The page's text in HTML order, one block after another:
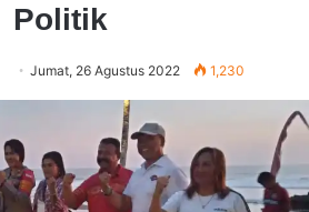
Politik
Jumat, 26 Agustus 2022 1,230